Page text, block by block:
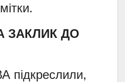
ЗАКЛИК ДО
підкреслили,